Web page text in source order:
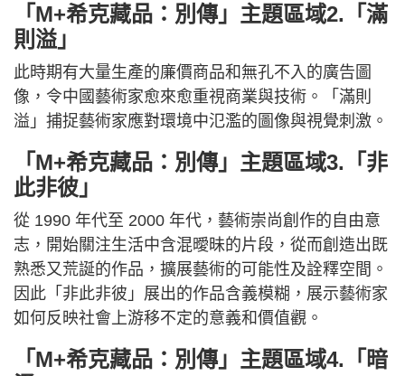
「M+希克藏品：別傳」主題區域2.「滿
則溢」
此時期有大量生產的廉價商品和無孔不入的廣告圖
像，令中國藝術家愈來愈重視商業與技術。「滿則
溢」捕捉藝術家應對環境中氾濫的圖像與視覺刺激。
「M+希克藏品：別傳」主題區域3.「非
此非彼」
從 1990 年代至 2000 年代，藝術崇尚創作的自由意
志，開始關注生活中含混曖昧的片段，從而創造出既
熟悉又荒誕的作品，擴展藝術的可能性及詮釋空間。
因此「非此非彼」展出的作品含義模糊，展示藝術家
如何反映社會上游移不定的意義和價值觀。
「M+希克藏品：別傳」主題區域4.「暗